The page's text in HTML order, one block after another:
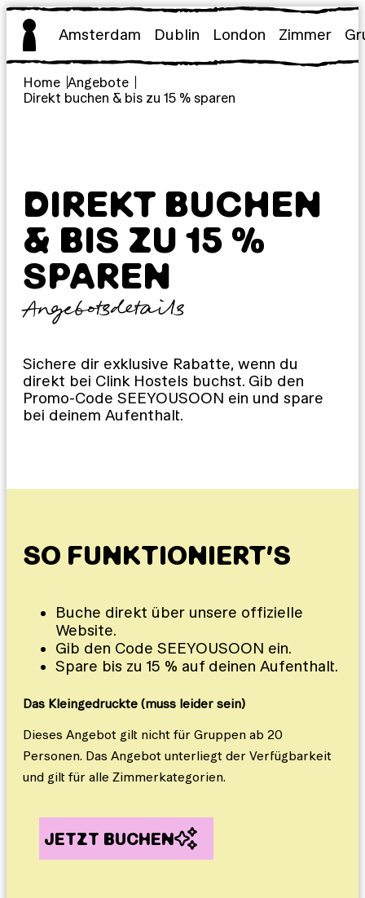
Zum
Inhalt
springen
Amsterdam Dublin London Zimmer
Home Angebote
Direkt buchen & bis zu 15 % sparen
DIREKT BUCHEN
& BIS ZU 15 %
SPAREN
Angebotsdetails
Sichere dir exklusive Rabatte, wenn du
direkt bei Clink Hostels buchst. Gib den
Promo-Code SEEYOUSOON ein und spare
bei deinem Aufenthalt.
SO FUNKTIONIERT’S
Buche direkt über unsere offizielle
Website.
Gib den Code SEEYOUSOON ein.
Spare bis zu 15 % auf deinen Aufenthalt.
Das Kleingedruckte (muss leider sein)
Dieses Angebot gilt nicht für Gruppen ab 20
Personen. Das Angebot unterliegt der Verfügbarkeit
und gilt für alle Zimmerkategorien.
JETZT BUCHEN